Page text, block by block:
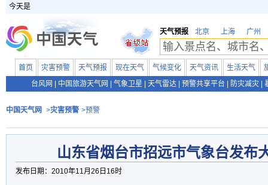
今天是
天气预报 北京 上海 广州
首页 灾害预警 天气预报 现在天气 气候变化 天气资讯 生活天气
台风网
中国旅游天气网 气象卫星 天气雷达 预警共享平台 防灾减灾
中国天气网 >灾害预警 >预警
山东省烟台市招远市气象台发布
发布日期：2010年11月26日16时